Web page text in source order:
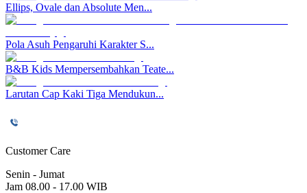
Ellips, Ovale dan Absolute Men...
Pola Asuh Pengaruhi Karakter S...
B&B Kids Mempersembahkan Teate...
Larutan Cap Kaki Tiga Mendukun...
Customer Care
Senin - Jumat
Jam 08.00 - 17.00 WIB